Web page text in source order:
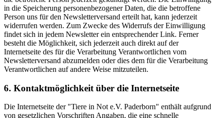
in die Speicherung personenbezogener Daten, die die betroffene
Person uns für den Newsletterversand erteilt hat, kann jederzeit
widerrufen werden. Zum Zwecke des Widerrufs der Einwilligung
findet sich in jedem Newsletter ein entsprechender Link. Ferner
besteht die Möglichkeit, sich jederzeit auch direkt auf der
Internetseite des für die Verarbeitung Verantwortlichen vom
Newsletterversand abzumelden oder dies dem für die Verarbeitung
Verantwortlichen auf andere Weise mitzuteilen.
6. Kontaktmöglichkeit über die Internetseite
Die Internetseite der "Tiere in Not e.V. Paderborn" enthält aufgrund
von gesetzlichen Vorschriften Angaben, die eine schnelle